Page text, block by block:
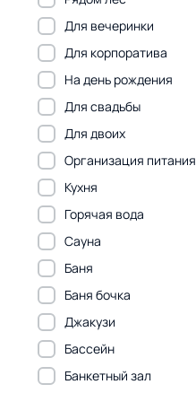
Для вечеринки
Для корпоратива
На день рождения
Для свадьбы
Для двоих
Организация питания
Кухня
Горячая вода
Сауна
Баня
Баня бочка
Джакузи
Бассейн
Банкетный зал